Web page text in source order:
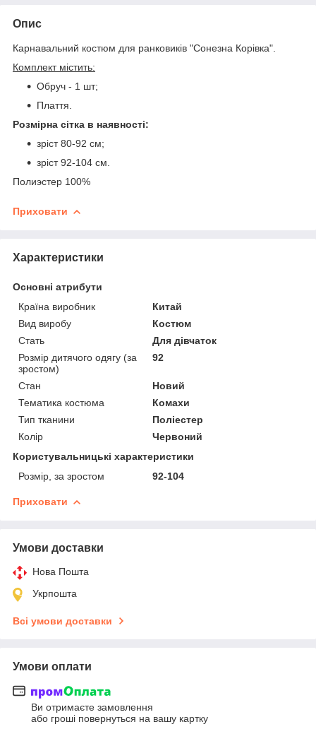
Опис
Карнавальний костюм для ранковиків "Сонезна Корівка".
Комплект містить:
Обруч - 1 шт;
Плаття.
Розмірна сітка в наявності:
зріст 80-92 см;
зріст 92-104 см.
Полиэстер 100%
Приховати
Характеристики
Основні атрибути
Країна виробник
Китай
Вид виробу
Костюм
Стать
Для дівчаток
Розмір дитячого одягу (за
зростом)
92
Стан
Новий
Тематика костюма
Комахи
Тип тканини
Поліестер
Колір
Червоний
Користувальницькі характеристики
Розмір, за зростом
92-104
Приховати
Умови доставки
Нова Пошта
Укрпошта
Всі умови доставки
Умови оплати
Ви отримаєте замовлення
або гроші повернуться на вашу картку